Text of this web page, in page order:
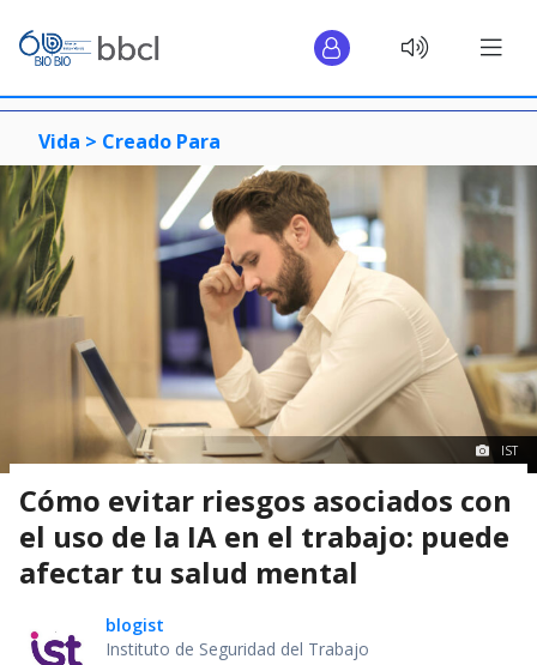
Vida > Creado Para
IST
Cómo evitar riesgos asociados con
el uso de la IA en el trabajo: puede
afectar tu salud mental
blogist
Instituto de Seguridad del Trabajo